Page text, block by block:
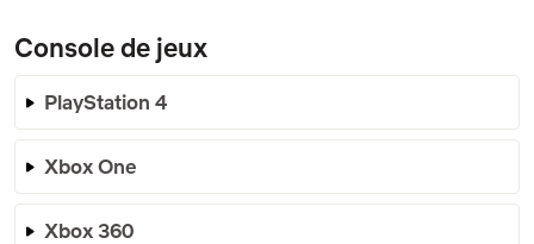
Console de jeux
PlayStation 4
Xbox One
Xbox 360